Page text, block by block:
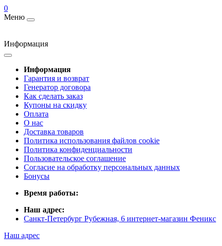
0
Меню
Информация
Информация
Гарантия и возврат
Генератор договора
Как сделать заказ
Купоны на скидку
Оплата
О нас
Доставка товаров
Политика использования файлов cookie
Политика конфиденциальности
Пользовательское соглашение
Согласие на обработку персональных данных
Бонусы
Время работы:
Наш адрес:
Санкт-Петербург Рубежная, 6 интернет-магазин Феникс
Наш адрес